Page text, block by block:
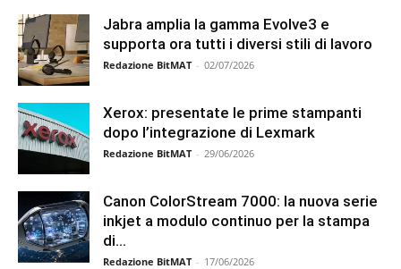
Jabra amplia la gamma Evolve3 e
supporta ora tutti i diversi stili di lavoro
Redazione BitMAT - 02/07/2026
Xerox: presentate le prime stampanti
dopo l’integrazione di Lexmark
Redazione BitMAT - 29/06/2026
Canon ColorStream 7000: la nuova serie
inkjet a modulo continuo per la stampa
di...
Redazione BitMAT - 17/06/2026